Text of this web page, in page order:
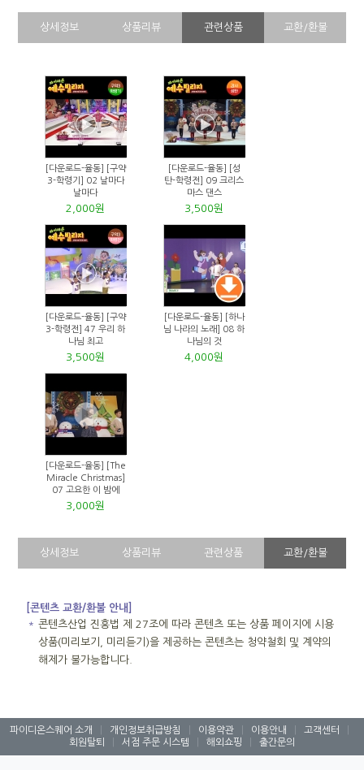
상세정보 상품리뷰 관련상품 교환/환불
[다운로드-율동] [구약
3-학령기] 02 날마다
날마다
2,000원
[다운로드-율동] [성
탄-학령전] 09 크리스
마스 댄스
3,500원
[다운로드-율동] [구약
3-학령전] 47 우리 하
나님 최고
3,500원
[다운로드-율동] [하나
님 나라의 노래] 08 하
나님의 것
4,000원
[다운로드-율동] [The
Miracle Christmas]
07 고요한 이 밤에
3,000원
상세정보 상품리뷰 관련상품 교환/환불
[콘텐츠 교환/환불 안내]
＊ 콘텐츠산업 진흥법 제 27조에 따라 콘텐츠 또는 상품 페이지에 시용
상품(미리보기, 미리듣기)을 제공하는 콘텐츠는 청약철회 및 계약의
해제가 불가능합니다.
파이디온스퀘어 소개 개인정보취급방침 이용약관 이용안내 고객센터
회원탈퇴
서점 주문 시스템 해외쇼핑 출간문의